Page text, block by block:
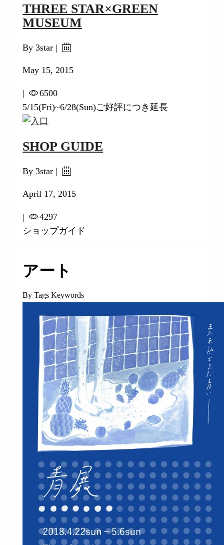
THREE STAR×GREEN
MUSEUM
By 3star |
May 15, 2015
|
6500
5/15(Fri)~6/28(Sun)ご好評につき延長
SHOP GUIDE
By 3star |
April 17, 2015
|
4297
ショップガイド
アート
By Tags Keywords